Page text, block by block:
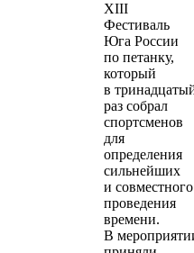
XIII
Фестиваль
Юга России
по петанку,
который
в
раз собрал
спортсменов
для
определения
сильнейших
и совместного
проведения
времени.
В